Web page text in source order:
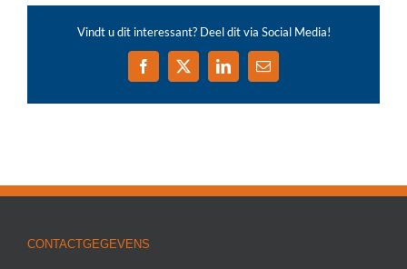
Vindt u dit interessant? Deel dit via Social Media!
Facebook
X LinkedIn
E-
CONTACTGEGEVENS